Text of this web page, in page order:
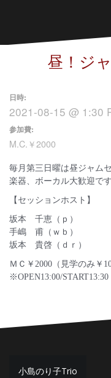
昼！ジ
日時:
2021-08-15 @ 1:30
参加費:
M.C.￥2000
毎月第三日曜は昼ジャム
楽器、ボーカル大歓迎です
【セッションホスト】
坂本 千恵（ｐ）
手嶋 甫（ｗｂ）
坂本 貴啓（ｄｒ）
ＭＣ￥2000（見学のみ￥
※OPEN13:00/START13:30
投
小島のり子Trio